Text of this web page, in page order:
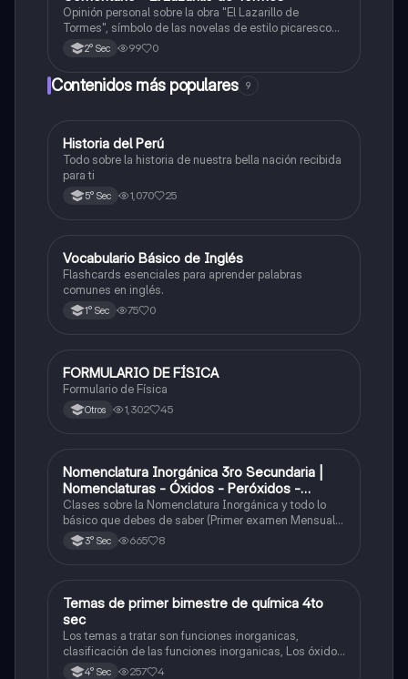
Opinión personal sobre la obra "El Lazarillo de
Tormes", símbolo de las novelas de estilo picaresco
en la literatura española.
2° Sec 99 0
Contenidos más populares 9
Ciencias Sociales
Historia del Perú
Todo sobre la historia de nuestra bella nación recibida
para ti
5° Sec 1,070 25
VInglés
Vocabulario Básico de Inglés
Flashcards esenciales para aprender palabras
comunes en inglés.
1° Sec 75 0
Física
FORMULARIO DE FÍSICA
Formulario de Física
Otros 1,302 45
Química
Nomenclatura Inorgánica 3ro Secundaria |
Nomenclaturas - Óxidos - Peróxidos -
Hidróxido o Bases
Clases sobre la Nomenclatura Inorgánica y todo lo
básico que debes de saber (Primer examen Mensual
2025)3° Sec 665 8
Química
Temas de primer bimestre de química 4to
sec
Los temas a tratar son funciones inorganicas,
clasificación de las funciones inorganicas, Los óxidos
y los óxidos ácidos
4° Sec 257 4